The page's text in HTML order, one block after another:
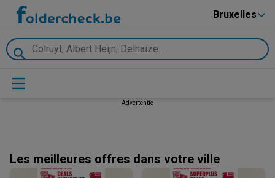
Bruxelles
Advertentie
Les meilleures offres dans votre ville